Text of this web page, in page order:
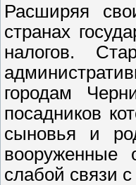
Расширяя
странах
налогов.
городам
посадников
сыновья и
вооруженные
слабой связи